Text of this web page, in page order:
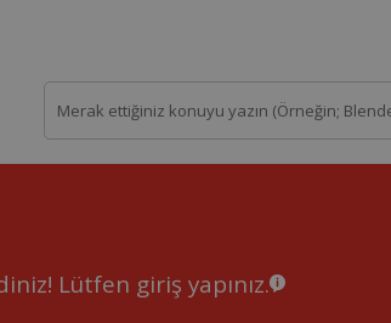
Lütfen giriş yapınız.